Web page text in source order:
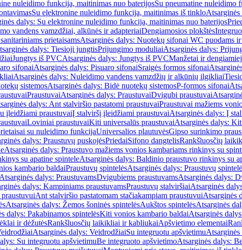
nuleidimo funkcija, maitinimas nuo baterijosSu pneumatine nuleidimo
Su elektronine nuleidimo funkcija, maitinimas iš tinklo
dalys: Su elektronine nuleidimo funkcija, maitinimas nuo baterijos
vandens vamzdžiai, alkūnės ir adapteriaiDengiamosios plokštės
prietaisamsAtsarginės dalys: Nuotekų sifonai WC puodams
dalys: Tiesioji jungtisPrijungimo moduliaiAtsarginės dalys:
Jungtys iš PVCAtsarginės dalys: Jungtys iš PVCManžetai ir
sifonaiAtsarginės dalys: Pisuaro sifonaiSraigės formos sifonai
Atsarginės dalys: Nuleidimo vandens vamzdžių ir alkūnių ilgikliai
sistemosAtsarginės dalys: Bidė nuotekų sistemosP-formos sifonai
PraustuvaiAtsarginės dalys: PraustuvaiDvigubi praustuvai
dalys: Ant stalviršio pastatomi praustuvaiPraustuvai mažiems
įleidžiami praustuvaiĮ stalviršį įleidžiami praustuvaiAtsarginės dalys: Į
Loviniai praustuvaiKiti universalūs praustuvaiAtsarginės dalys:
su nuleidimo funkcijaUniversalios plautuvėsGipso surinkimo
dalys: Praustuvų puskojėsPriedaiSifono dangtelisRankšluosčių
Atsarginės dalys: Praustuvo mažiems vonios kambariams rinkinys su
su apatine spinteleAtsarginės dalys: Baldinio praustuvo rinkinys su
kambario baldaiPraustuvų spintelėsAtsarginės dalys: Praustuvų
Atsarginės dalys: PraustuvamsDvigubiems praustuvamsAtsarginės dalys:
dalys: Kampiniams praustuvamsPraustuvų stalviršiaiAtsarginės
Ant stalviršio pastatomam stačiakampiam praustuvuiAtsarginės
Atsarginės dalys: Žemos šoninės spintelėsAukštos spintelėsAtsarginės
dalys: Pakabinamos spintelėsKiti vonios kambario baldaiAtsarginės
ir dėžutėsRankšluosčių laikikliai ir kabliukaiApšvietimo elementai
Atsarginės dalys: VeidrodžiaiSu integruotu apšvietimu
Su integruotu apšvietimuBe integruoto apšvietimoAtsarginės dalys: